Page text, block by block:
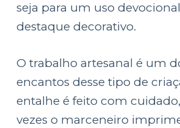
seja para um uso
destaque decorativo.
O trabalho artesanal é um
encantos desse tipo de
entalhe é feito com
vezes o marceneiro